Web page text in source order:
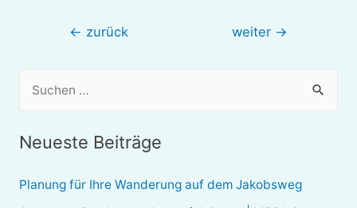
Beitragsnavigation
← zurück weiter →
e
Neueste Beiträge
Planung für Ihre Wanderung auf dem Jakobsweg